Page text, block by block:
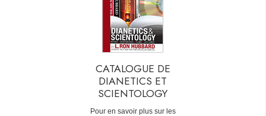
CATALOGUE DE
DIANETICS ET
SCIENTOLOGY
Pour en savoir plus sur les